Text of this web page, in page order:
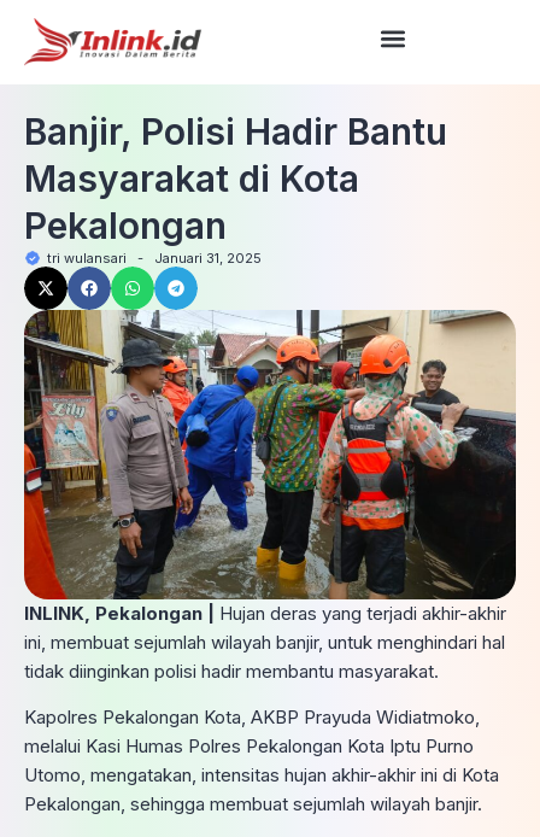
Banjir, Polisi Hadir Bantu
Masyarakat di Kota
Pekalongan
tri wulansari - Januari 31, 2025
INLINK, Pekalongan |
Hujan deras yang terjadi akhir-akhir
ini, membuat sejumlah wilayah banjir, untuk menghindari hal
tidak diinginkan polisi hadir membantu masyarakat.
Kapolres Pekalongan Kota, AKBP Prayuda Widiatmoko,
melalui Kasi Humas Polres Pekalongan Kota Iptu Purno
Utomo, mengatakan, intensitas hujan akhir-akhir ini di Kota
Pekalongan, sehingga membuat sejumlah wilayah banjir.